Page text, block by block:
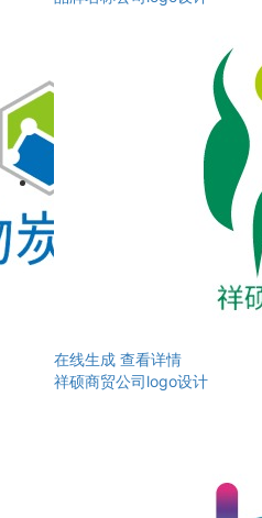
在线生成 查看详情
祥硕商贸公司logo设计